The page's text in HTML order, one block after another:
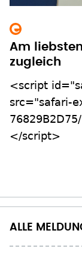
Am
zugleich
<script
src="safari-
</script>
ALLE